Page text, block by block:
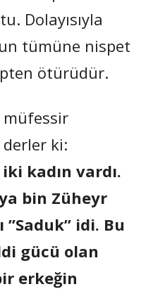
Dolayısıyla
tümüne nispet
ötürüdür.
müfessir
ki:
kadın vardı.
bin Züheyr
”Saduk” idi. Bu
gücü olan
erkeğin